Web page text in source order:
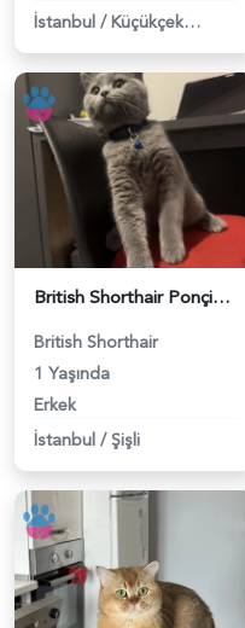
İstanbul / Küçükçekmece
British Shorthair Ponçiğim Eş Arıyor - 118984654
British Shorthair
1 Yaşında
Erkek
İstanbul / Şişli